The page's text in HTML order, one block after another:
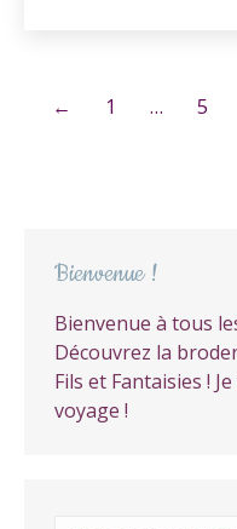
← 1 … 5
Bienvenue !
Bienvenue à tous
Découvrez la
Fils et Fantaisies !
voyage !